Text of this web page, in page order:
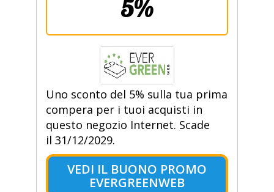
5%
Uno sconto del 5% sulla tua prima
compera per i tuoi acquisti in
questo negozio Internet. Scade
il 31/12/2029.
VEDI IL BUONO PROMO
EVERGREENWEB